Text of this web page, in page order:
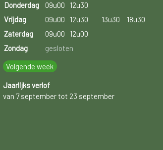
Donderdag
09u00
12u30
Vrijdag
09u00 12u30 13u30
18u30
Zaterdag
09u00
12u00
Zondag
gesloten
Volgende week
Jaarlijks verlof
van 7 september tot 23 september